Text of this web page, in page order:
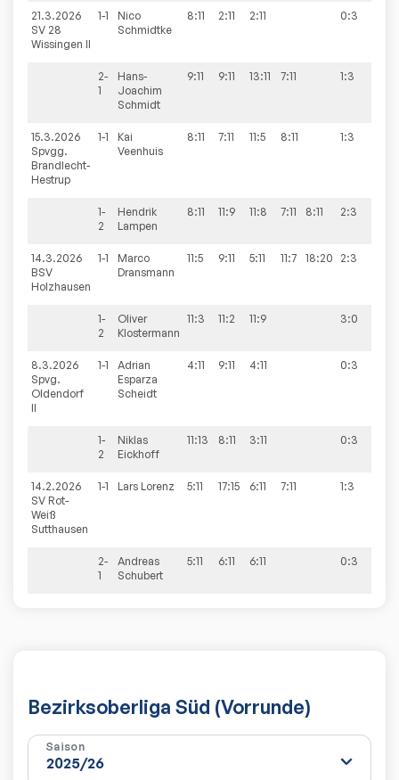
21.3.2026
SV 28
Wissingen II
1-1
Nico
Schmidtke
8:11 2:11 2:11 0:3
2-
1
Hans-
Joachim
Schmidt
9:11 9:11 13:11 7:11 1:3
15.3.2026
Spvgg.
Brandlecht-
Hestrup
1-1
Kai
Veenhuis
8:11 7:11 11:5 8:11 1:3
1-
2
Hendrik
Lampen
8:11 11:9 11:8 7:11 8:11 2:3
14.3.2026
BSV
Holzhausen
1-1
Marco
Dransmann
11:5 9:11 5:11 11:7 18:20 2:3
1-
2
Oliver
Klostermann
11:3 11:2 11:9 3:0
8.3.2026
Spvg.
Oldendorf
II
1-1
Adrian
Esparza
Scheidt
4:11 9:11 4:11 0:3
1-
2
Niklas
Eickhoff
11:13 8:11 3:11 0:3
14.2.2026
SV Rot-
Weiß
Sutthausen
1-1 Lars Lorenz 5:11 17:15 6:11 7:11 1:3
2-
1
Andreas
Schubert
5:11 6:11 6:11 0:3
Bezirksoberliga Süd (Vorrunde)
Saison